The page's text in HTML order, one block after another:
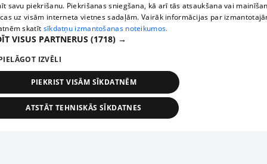
savu piekrišanu. Piekrišanas sniegšana, kā arī tās atsaukšana vai
uz visām interneta vietnes sadaļām. Vairāk informācijas par
skatīt sīkdatņu izmantošanas noteikumos.
VISUS PARTNERUS (1718) →
IZVĒLI
PIEKRIST VISĀM SĪKDATNĒM
ATSTĀT TEHNISKĀS SĪKDATNES